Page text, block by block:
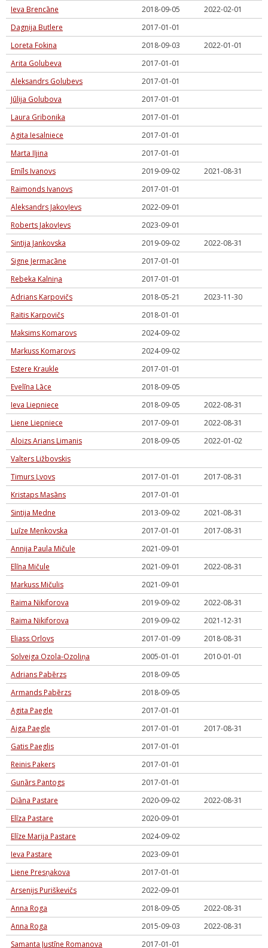
Ieva Brencāne
2018-09-05
2022-02-01
Dagnija Butlere
2017-01-01
Loreta Fokina
2018-09-03
2022-01-01
Arita Golubeva
2017-01-01
Aleksandrs Golubevs
2017-01-01
Jūlija Golubova
2017-01-01
Laura Gribonika
2017-01-01
Agita Iesalniece
2017-01-01
Marta Iļjina
2017-01-01
Emīls Ivanovs
2019-09-02
2021-08-31
Raimonds Ivanovs
2017-01-01
Aleksandrs Jakovļevs
2022-09-01
Roberts Jakovļevs
2023-09-01
Sintija Jankovska
2019-09-02
2022-08-31
Signe Jermacāne
2017-01-01
Rebeka Kalniņa
2017-01-01
Adrians Karpovičs
2018-05-21
2023-11-30
Raitis Karpovičs
2018-01-01
Maksims Komarovs
2024-09-02
Markuss Komarovs
2024-09-02
Estere Kraukle
2017-01-01
Evelīna Lāce
2018-09-05
Ieva Liepniece
2018-09-05
2022-08-31
Liene Liepniece
2017-09-01
2022-08-31
Aloizs Arians Limanis
2018-09-05
2022-01-02
Valters Ližbovskis
Timurs Ļvovs
2017-01-01
2017-08-31
Kristaps Masāns
2017-01-01
Sintija Medne
2013-09-02
2021-08-31
Luīze Menkovska
2017-01-01
2017-08-31
Annija Paula Mičule
2021-09-01
Elīna Mičule
2021-09-01
2022-08-31
Markuss Mičulis
2021-09-01
Raima Nikiforova
2019-09-02
2022-08-31
Raima Nikiforova
2019-09-02
2021-12-31
Eliass Orlovs
2017-01-09
2018-08-31
Solveiga Ozola-Ozoliņa
2005-01-01
2010-01-01
Adrians Pabērzs
2018-09-05
Armands Pabērzs
2018-09-05
Agita Paegle
2017-01-01
Aiga Paegle
2017-01-01
2017-08-31
Gatis Paeglis
2017-01-01
Reinis Pakers
2017-01-01
Gunārs Pantogs
2017-01-01
Diāna Pastare
2020-09-02
2022-08-31
Elīza Pastare
2020-09-01
Elīze Marija Pastare
2024-09-02
Ieva Pastare
2023-09-01
Liene Presņakova
2017-01-01
Arsenijs Puriškevičs
2022-09-01
Anna Roga
2018-09-05
2022-08-31
Anna Roga
2015-09-03
2022-08-31
Samanta Justīne Romanova
2017-01-01